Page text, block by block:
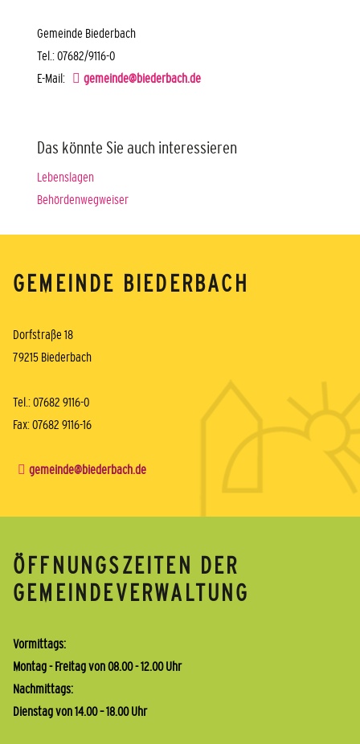
Gemeinde Biederbach
Tel.: 07682/9116-0
E-Mail:
gemeinde@biederbach.de
Das könnte Sie auch interessieren
Lebenslagen
Behördenwegweiser
GEMEINDE BIEDERBACH
Dorfstraße 18
79215 Biederbach
Tel.: 07682 9116-0
Fax: 07682 9116-16
gemeinde@biederbach.de
ÖFFNUNGSZEITEN DER
GEMEINDEVERWALTUNG
Vormittags:
Montag - Freitag von 08.00 - 12.00 Uhr
Nachmittags:
Dienstag von 14.00 – 18.00 Uhr